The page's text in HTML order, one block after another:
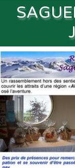
Genealogy ▼
Souvenirs▼
Links ▼
TNG